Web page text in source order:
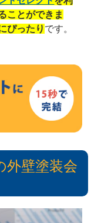
ことができま
ぴったり です。
外壁塗装会